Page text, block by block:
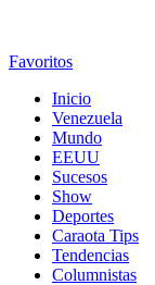
Favoritos
Inicio
Venezuela
Mundo
EEUU
Sucesos
Show
Deportes
Caraota Tips
Tendencias
Columnistas